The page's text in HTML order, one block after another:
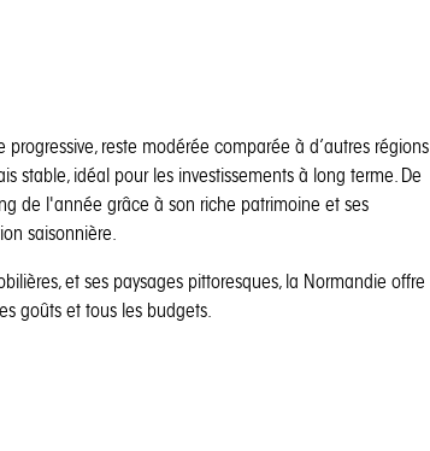
reste modérée comparée à d’autres régions
stable, idéal pour les investissements à long terme. De
de l'année grâce à son riche patrimoine et ses
saisonnière.
et ses paysages pittoresques, la Normandie offre
goûts et tous les budgets.